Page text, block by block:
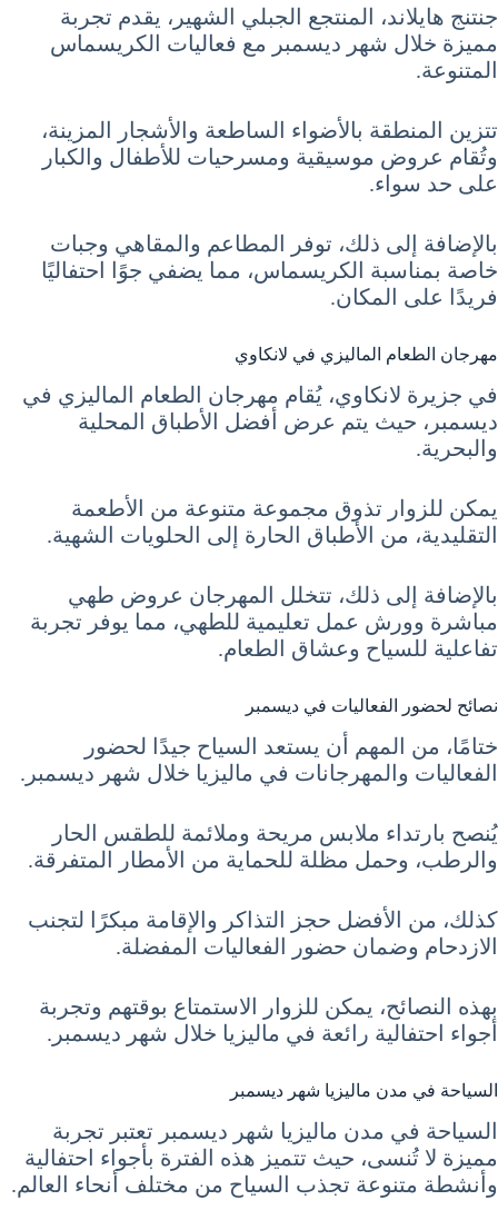
جنتنج هايلاند، المنتجع الجبلي الشهير، يقدم تجربة
مميزة خلال شهر ديسمبر مع فعاليات الكريسماس
المتنوعة.
تتزين المنطقة بالأضواء الساطعة والأشجار المزينة،
وتُقام عروض موسيقية ومسرحيات للأطفال والكبار
على حد سواء.
بالإضافة إلى ذلك، توفر المطاعم والمقاهي وجبات
خاصة بمناسبة الكريسماس، مما يضفي جوًا احتفاليًا
فريدًا على المكان.
مهرجان الطعام الماليزي في لانكاوي
في جزيرة لانكاوي، يُقام مهرجان الطعام الماليزي في
ديسمبر، حيث يتم عرض أفضل الأطباق المحلية
والبحرية.
يمكن للزوار تذوق مجموعة متنوعة من الأطعمة
التقليدية، من الأطباق الحارة إلى الحلويات الشهية.
بالإضافة إلى ذلك، تتخلل المهرجان عروض طهي
مباشرة وورش عمل تعليمية للطهي، مما يوفر تجربة
تفاعلية للسياح وعشاق الطعام.
نصائح لحضور الفعاليات في ديسمبر
ختامًا، من المهم أن يستعد السياح جيدًا لحضور
الفعاليات والمهرجانات في ماليزيا خلال شهر ديسمبر.
يُنصح بارتداء ملابس مريحة وملائمة للطقس الحار
والرطب، وحمل مظلة للحماية من الأمطار المتفرقة.
كذلك، من الأفضل حجز التذاكر والإقامة مبكرًا لتجنب
الازدحام وضمان حضور الفعاليات المفضلة.
بهذه النصائح، يمكن للزوار الاستمتاع بوقتهم وتجربة
أجواء احتفالية رائعة في ماليزيا خلال شهر ديسمبر.
السياحة في مدن ماليزيا شهر ديسمبر
السياحة في مدن ماليزيا شهر ديسمبر تعتبر تجربة
مميزة لا تُنسى، حيث تتميز هذه الفترة بأجواء احتفالية
وأنشطة متنوعة تجذب السياح من مختلف أنحاء العالم.